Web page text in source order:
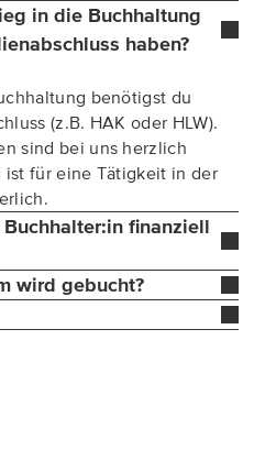
in die Buchhaltung
haben?
benötigst du
(z.B. HAK oder HLW).
sind bei uns herzlich
für eine Tätigkeit in der
finanziell
wird gebucht?